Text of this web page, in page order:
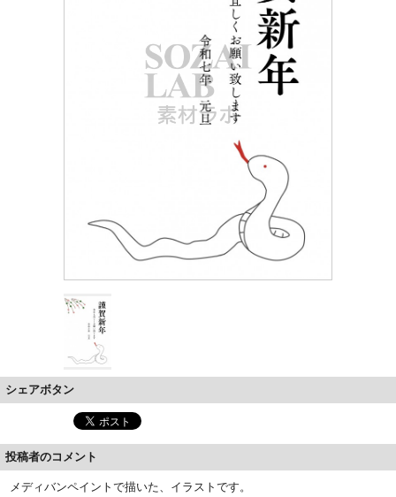
シェアボタン
投稿者のコメント
メディバンペイントで描いた、イラストです。